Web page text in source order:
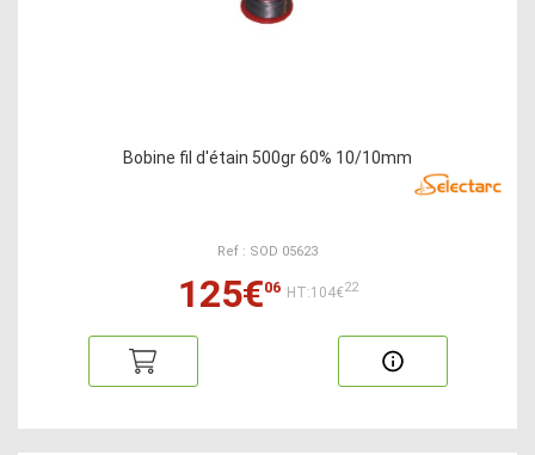
Bobine fil d'étain 500gr 60% 10/10mm
Ref : SOD 05623
125€06 HT:104€22